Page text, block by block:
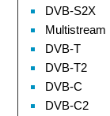
DVB-S2X
Multistream
DVB-T
DVB-T2
DVB-C
DVB-C2